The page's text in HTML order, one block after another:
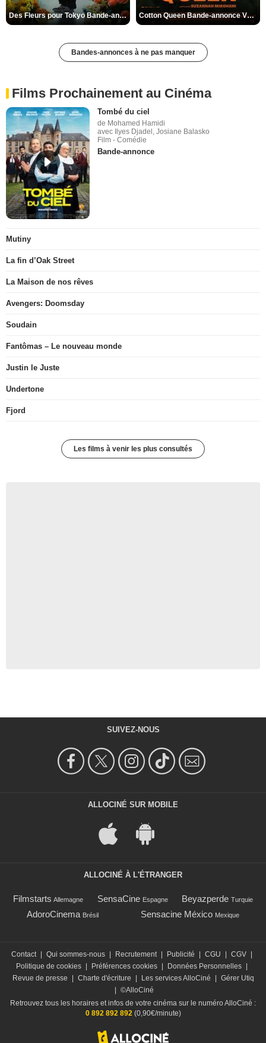
Des Fleurs pour Tokyo Bande-annonce VO STFR Cotton Queen Bande-annonce VO STFR
Bandes-annonces à ne pas manquer
Films Prochainement au Cinéma
Tombé du ciel
de Mohamed Hamidi
avec Ilyes Djadel, Josiane Balasko
Film - Comédie
Bande-annonce
Mutiny
La fin d’Oak Street
La Maison de nos rêves
Avengers: Doomsday
Soudain
Fantômas – Le nouveau monde
Justin le Juste
Undertone
Fjord
Les films à venir les plus consultés
SUIVEZ-NOUS
ALLOCINÉ SUR MOBILE
ALLOCINÉ À L'ÉTRANGER
Filmstarts Allemagne SensaCine Espagne Beyazperde Turquie
AdoroCinema Brésil Sensacine México Mexique
Contact Qui sommes-nous Recrutement Publicité CGU CGV
Politique de cookies
Préférences cookies Données Personnelles
Revue de presse
Charte d'écriture Les services AlloCiné
Gérer Utiq
©AlloCiné
Retrouvez tous les horaires et infos de votre cinéma sur le numéro AlloCiné :
0 892 892 892(0,90€/minute)